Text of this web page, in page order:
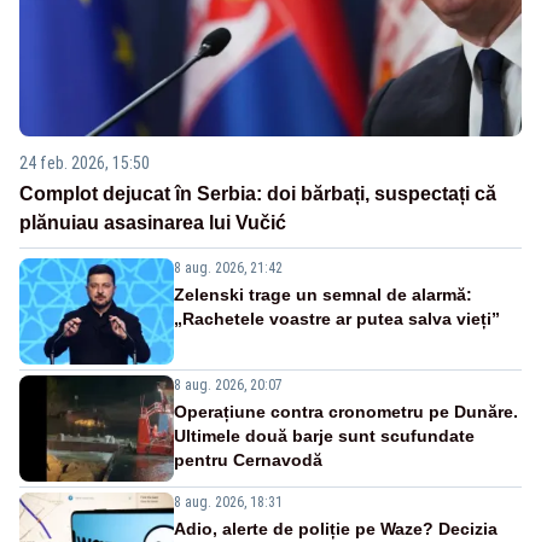
24 feb. 2026, 15:50
Complot dejucat în Serbia: doi bărbați, suspectați că
plănuiau asasinarea lui Vučić
8 aug. 2026, 21:42
Zelenski trage un semnal de alarmă:
„Rachetele voastre ar putea salva vieți”
8 aug. 2026, 20:07
Operațiune contra cronometru pe Dunăre.
Ultimele două barje sunt scufundate
pentru Cernavodă
8 aug. 2026, 18:31
Adio, alerte de poliție pe Waze? Decizia